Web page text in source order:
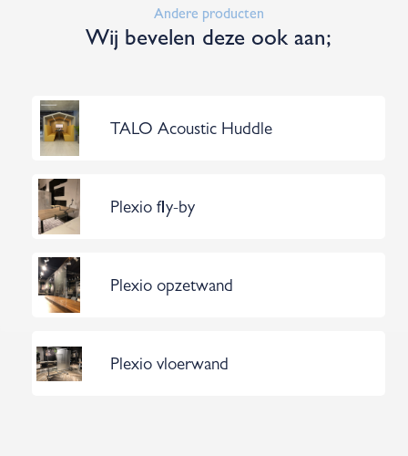
Andere producten
Wij bevelen deze ook aan;
TALO Acoustic Huddle
Plexio fly-by
Plexio opzetwand
Plexio vloerwand